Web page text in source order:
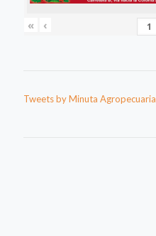
« ‹
Tweets by Minuta Agropecuaria